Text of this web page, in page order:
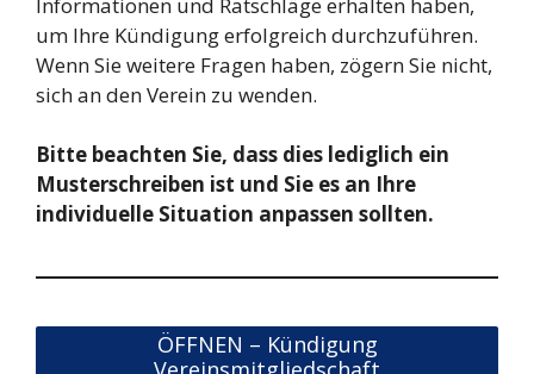
um Ihre Kündigung erfolgreich durchzuführen.
Wenn Sie weitere Fragen haben, zögern Sie nicht,
sich an den Verein zu wenden.
Bitte beachten Sie, dass dies lediglich ein
Musterschreiben ist und Sie es an Ihre
individuelle Situation anpassen sollten.
ÖFFNEN – Kündigung